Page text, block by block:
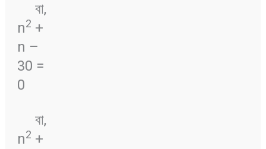
বা,
n2 +
n –
30 =
0
বা,
n2 +